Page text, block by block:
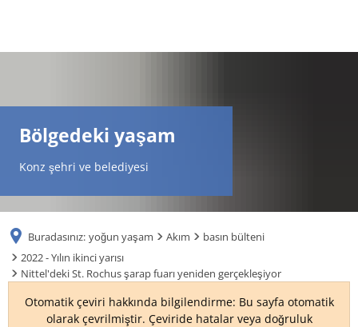
TR
Bölgedeki yaşam
Konz şehri ve belediyesi
Buradasınız: yoğun yaşam Akım
basın bülteni
2022 - Yılın ikinci yarısı
Nittel'deki St. Rochus şarap fuarı yeniden gerçekleşiyor
Otomatik çeviri hakkında bilgilendirme: Bu sayfa otomatik
olarak çevrilmiştir. Çeviride hatalar veya doğruluk